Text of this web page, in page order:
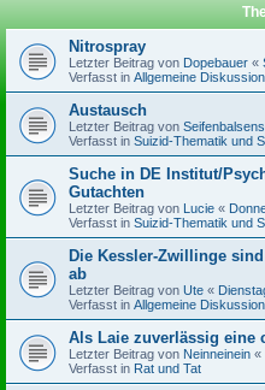
Nitrospray
Letzter Beitrag von Dopebauer «
Verfasst in Allgemeine Diskussion
Austausch
Letzter Beitrag von
Verfasst in Suizid-Thematik und
Suche in DE Institut/
Gutachten
Letzter Beitrag von Lucie «
Verfasst in Suizid-Thematik und
Die Kessler-Zwillinge
ab
Letzter Beitrag von Ute «
Verfasst in Allgemeine Diskussion
Als Laie zuverlässig eine
Letzter Beitrag von Neinneinein «
Verfasst in Rat und Tat